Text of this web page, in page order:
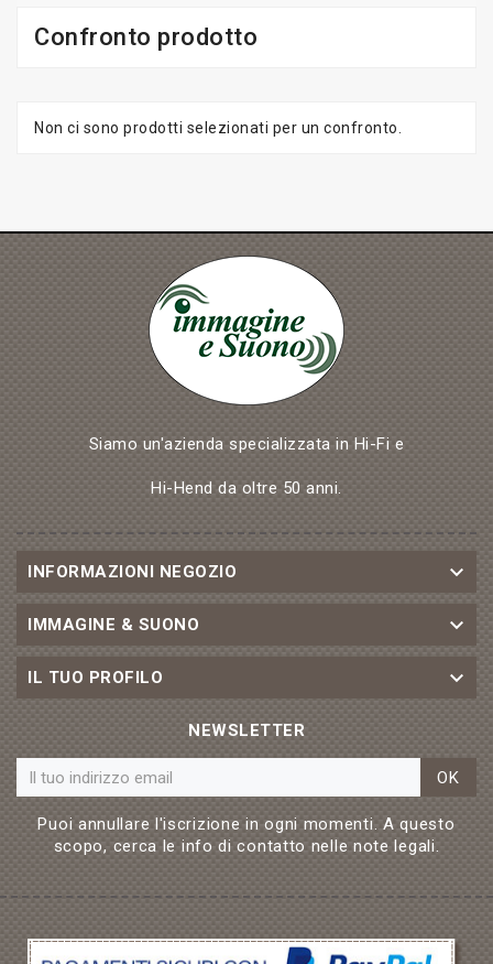
Confronto prodotto
Non ci sono prodotti selezionati per un confronto.
Siamo un'azienda specializzata in Hi-Fi e
Hi-Hend da oltre 50 anni.
INFORMAZIONI NEGOZIO 
IMMAGINE & SUONO 
IL TUO PROFILO 
NEWSLETTER
OK
Puoi annullare l'iscrizione in ogni momenti. A questo
scopo, cerca le info di contatto nelle note legali.